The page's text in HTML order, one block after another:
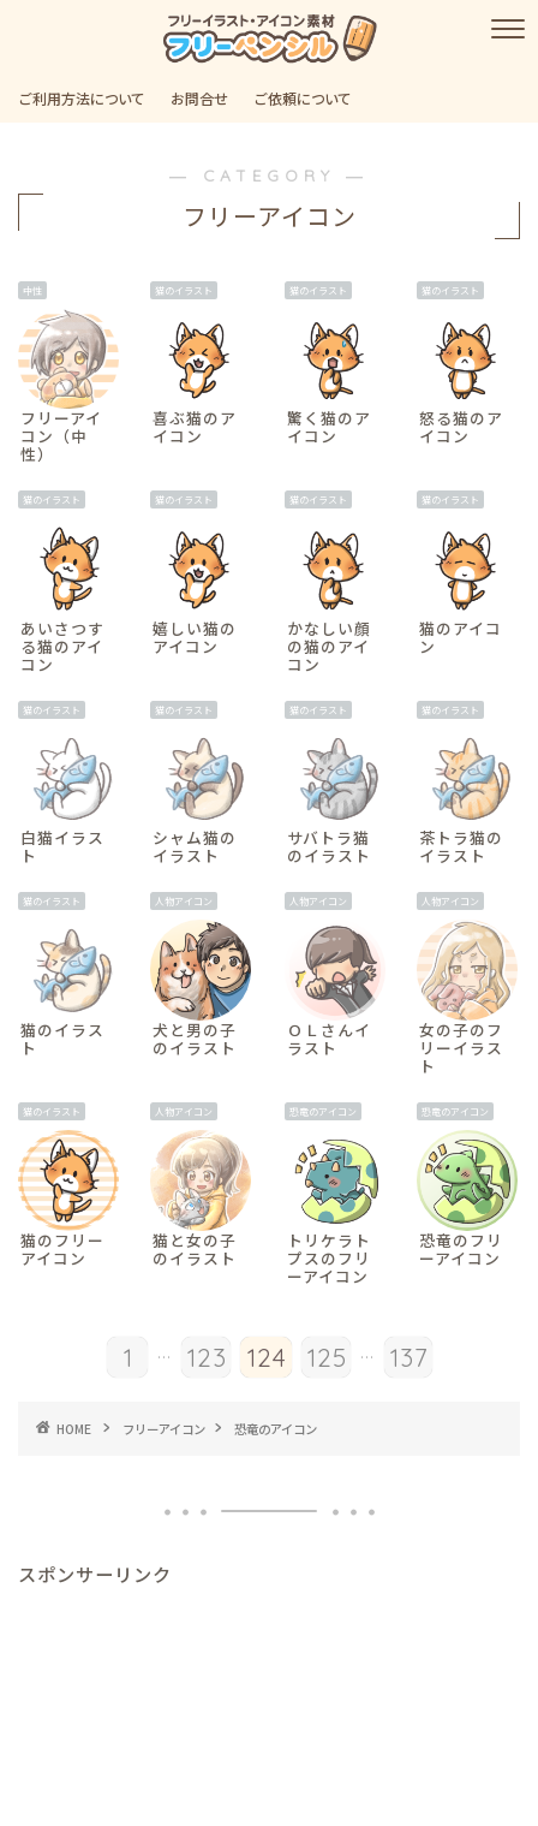
ご利用方法について お問合せ ご依頼について
― CATEGORY ―
フリーアイコン
中性
フリーアイ
コン（中
性）
猫のイラスト
喜ぶ猫のア
イコン
猫のイラスト
驚く猫のア
イコン
猫のイラスト
怒る猫のア
イコン
猫のイラスト
あいさつす
る猫のアイ
コン
猫のイラスト
嬉しい猫の
アイコン
猫のイラスト
かなしい顔
の猫のアイ
コン
猫のイラスト
猫のアイコ
ン
猫のイラスト
白猫イラス
ト
猫のイラスト
シャム猫の
イラスト
猫のイラスト
サバトラ猫
のイラスト
猫のイラスト
茶トラ猫の
イラスト
猫のイラスト
猫のイラス
ト
人物アイコン
犬と男の子
のイラスト
人物アイコン
ＯＬさんイ
ラスト
人物アイコン
女の子のフ
リーイラス
ト
猫のイラスト
猫のフリー
アイコン
人物アイコン
猫と女の子
のイラスト
恐竜のアイコン
トリケラト
プスのフリ
ーアイコン
恐竜のアイコン
恐竜のフリ
ーアイコン
1 ... 123 124 125 ... 137
HOME フリーアイコン 恐竜のアイコン
スポンサーリンク